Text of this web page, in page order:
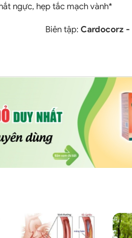
ngực, hẹp tắc mạch vành*
Biên tập: Cardocorz -